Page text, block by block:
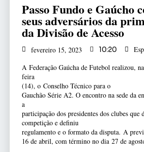
Passo Fundo e Gaúcho
seus adversários da
da Divisão de Acesso
fevereiro 15, 2023 10:20
A Federação Gaúcha de Futebol realizou,
feira
(14), o Conselho Técnico para o
Gauchão Série A2. O encontro na sede da
a
participação dos presidentes dos clubes que
competição e definiu
regulamento e o formato da disputa. A
16 de abril, com término no dia 27 de